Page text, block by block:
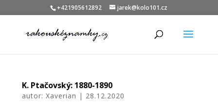
+421905612892 jarek@kolo101.cz
K. Ptačovský: 1880-1890
autor: Xaverian | 28.12.2020